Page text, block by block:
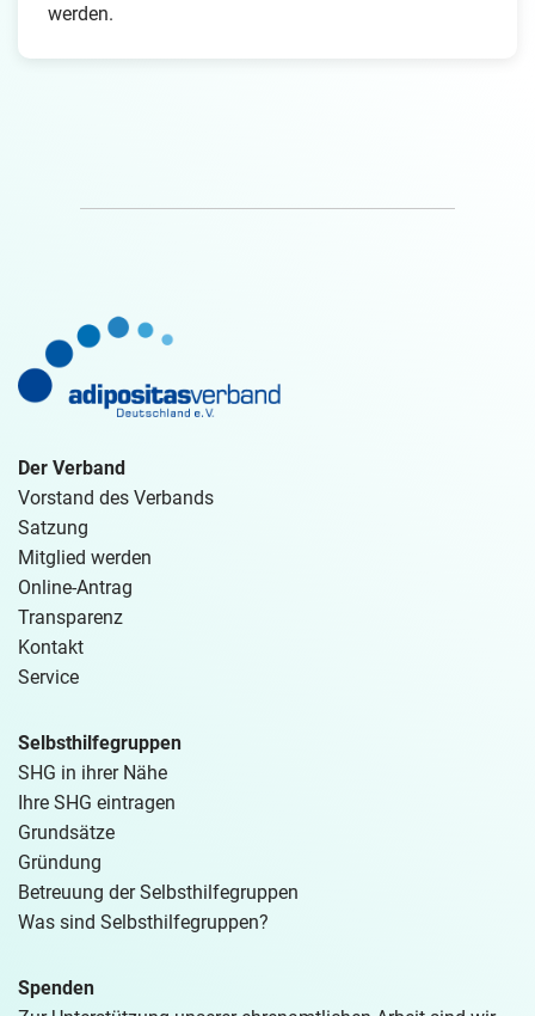
werden.
Der Verband
Vorstand des Verbands
Satzung
Mitglied werden
Online-Antrag
Transparenz
Kontakt
Service
Selbsthilfegruppen
SHG in ihrer Nähe
Ihre SHG eintragen
Grundsätze
Gründung
Betreuung der Selbsthilfegruppen
Was sind Selbsthilfegruppen?
Spenden